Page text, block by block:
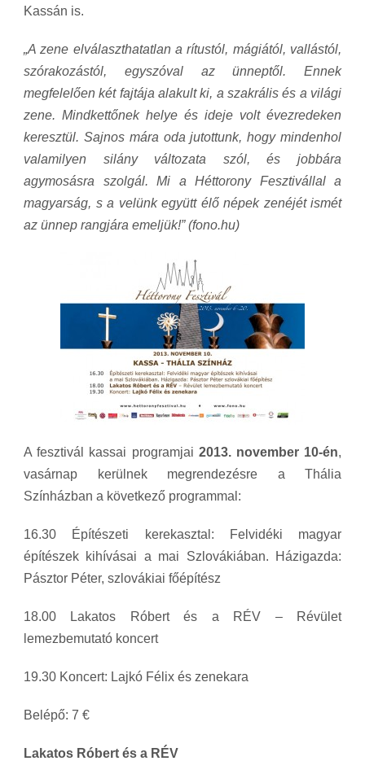
Kassán is.
„A zene elválaszthatatlan a rítustól, mágiától, vallástól,
szórakozástól, egyszóval az ünneptől. Ennek
megfelelően két fajtája alakult ki, a szakrális és a világi
zene. Mindkettőnek helye és ideje volt évezredeken
keresztül. Sajnos mára oda jutottunk, hogy mindenhol
valamilyen silány változata szól, és jobbára
agymosásra szolgál. Mi a Héttorony Fesztivállal a
magyarság, s a velünk együtt élő népek zenéjét ismét
az ünnep rangjára emeljük!” (fono.hu)
A fesztivál kassai programjai 2013. november 10-én,
vasárnap kerülnek megrendezésre a Thália
Színházban a következő programmal:
16.30 Építészeti kerekasztal: Felvidéki magyar
építészek kihívásai a mai Szlovákiában. Házigazda:
Pásztor Péter, szlovákiai főépítész
18.00 Lakatos Róbert és a RÉV – Révület
lemezbemutató koncert
19.30 Koncert: Lajkó Félix és zenekara
Belépő: 7 €
Lakatos Róbert és a RÉV